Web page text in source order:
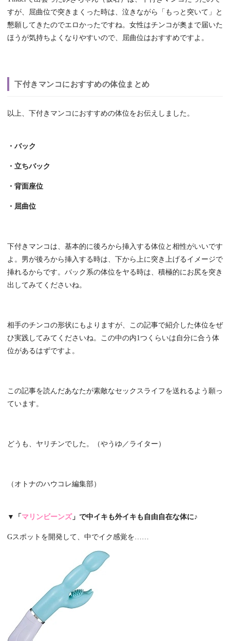
すが、屈曲位で突きまくった時は、泣きながら「もっと突いて」と
懇願してきたのでエロかったですね。女性はチンコが奥まで届いた
ほうが気持ちよくなりやすいので、屈曲位はおすすめですよ。
下付きマンコにおすすめの体位まとめ
以上、下付きマンコにおすすめの体位をお伝えしました。
・バック
・立ちバック
・背面座位
・屈曲位
下付きマンコは、基本的に後ろから挿入する体位と相性がいいです
よ。男が後ろから挿入する時は、下から上に突き上げるイメージで
挿れるからです。バック系の体位をヤる時は、積極的にお尻を突き
出してみてくださいね。
相手のチンコの形状にもよりますが、この記事で紹介した体位をぜ
ひ実践してみてくださいね。この中の内1つくらいは自分に合う体
位があるはずですよ。
この記事を読んだあなたが素敵なセックスライフを送れるよう願っ
ています。
どうも、ヤリチンでした。（やうゆ／ライター）
（オトナのハウコレ編集部）
▼「 マリンビーンズ 」で中イキも外イキも自由自在な体に♪
Gスポットを開発して、中でイク感覚を……